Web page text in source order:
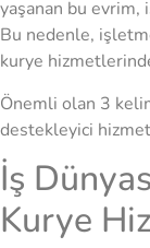
yaşanan bu evrim,
Bu nedenle,
kurye
Önemli olan 3
destekleyici
İş
Kurye